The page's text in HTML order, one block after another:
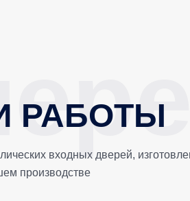
РАБОТЫ
входных дверей,
производстве